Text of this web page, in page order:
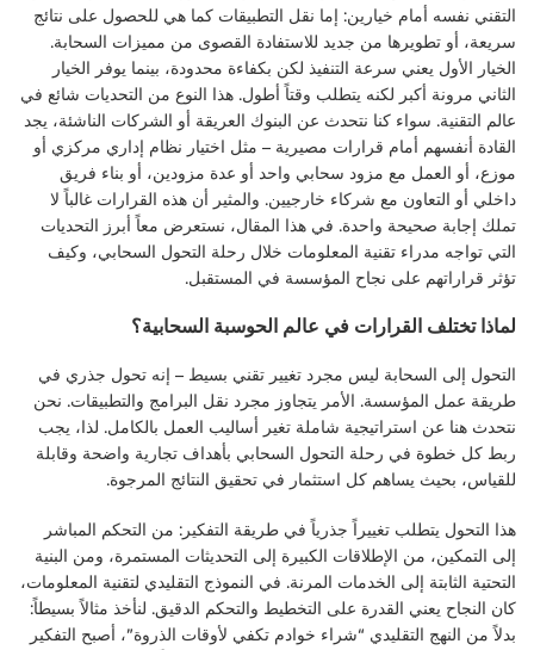
التقني نفسه أمام خيارين: إما نقل التطبيقات كما هي للحصول على نتائج
سريعة، أو تطويرها من جديد للاستفادة القصوى من مميزات السحابة.
الخيار الأول يعني سرعة التنفيذ لكن بكفاءة محدودة، بينما يوفر الخيار
الثاني مرونة أكبر لكنه يتطلب وقتاً أطول. هذا النوع من التحديات شائع في
عالم التقنية. سواء كنا نتحدث عن البنوك العريقة أو الشركات الناشئة، يجد
القادة أنفسهم أمام قرارات مصيرية – مثل اختيار نظام إداري مركزي أو
موزع، أو العمل مع مزود سحابي واحد أو عدة مزودين، أو بناء فريق
داخلي أو التعاون مع شركاء خارجيين. والمثير أن هذه القرارات غالباً لا
تملك إجابة صحيحة واحدة. في هذا المقال، نستعرض معاً أبرز التحديات
التي تواجه مدراء تقنية المعلومات خلال رحلة التحول السحابي، وكيف
تؤثر قراراتهم على نجاح المؤسسة في المستقبل.
لماذا تختلف القرارات في عالم الحوسبة السحابية؟
التحول إلى السحابة ليس مجرد تغيير تقني بسيط – إنه تحول جذري في
طريقة عمل المؤسسة. الأمر يتجاوز مجرد نقل البرامج والتطبيقات. نحن
نتحدث هنا عن استراتيجية شاملة تغير أساليب العمل بالكامل. لذا، يجب
ربط كل خطوة في رحلة التحول السحابي بأهداف تجارية واضحة وقابلة
للقياس، بحيث يساهم كل استثمار في تحقيق النتائج المرجوة.
هذا التحول يتطلب تغييراً جذرياً في طريقة التفكير : من التحكم المباشر
إلى التمكين، من الإطلاقات الكبيرة إلى التحديثات المستمرة، ومن البنية
التحتية الثابتة إلى الخدمات المرنة. في النموذج التقليدي لتقنية المعلومات،
كان النجاح يعني القدرة على التخطيط والتحكم الدقيق. لنأخذ مثالاً بسيطاً:
بدلاً من النهج التقليدي “شراء خوادم تكفي لأوقات الذروة”، أصبح التفكير